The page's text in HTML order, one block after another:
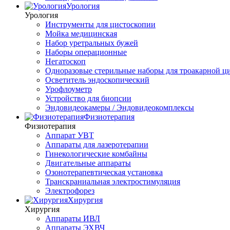
Урология
Урология
Инструменты для цистоскопии
Мойка медицинская
Набор уретральных бужей
Наборы операционные
Негатоскоп
Одноразовые стерильные наборы для троакарной
Осветитель эндоскопический
Урофлоуметр
Устройство для биопсии
Эндовидеокамеры / Эндовидеокомплексы
Физиотерапия
Физиотерапия
Аппарат УВТ
Аппараты для лазеротерапии
Гинекологические комбайны
Двигательные аппараты
Озонотерапевтическая установка
Транскраниальная электростимуляция
Электрофорез
Хирургия
Хирургия
Аппараты ИВЛ
Аппараты ЭХВЧ